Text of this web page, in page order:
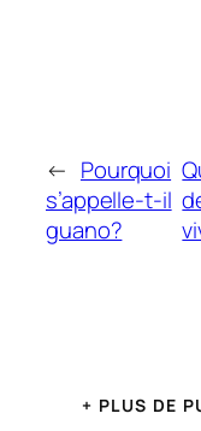
← Pourquoi
s’appelle-t-il
guano?
+ PLUS DE